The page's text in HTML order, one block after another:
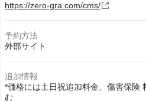
https://zero-gra.com/cms/
予約方法
外部サイト
追加情報
*価格には土日祝追加料金、傷害保険
む